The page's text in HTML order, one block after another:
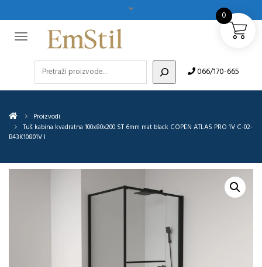
066/170-665
Proizvodi
Tuš kabina kvadratna 100x80x200 ST 6mm mat black COPEN ATLAS PRO 1V C-02-
B43K10801V I
0